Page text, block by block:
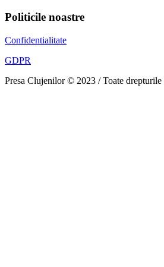
Politicile noastre
Confidentialitate
GDPR
Presa Clujenilor © 2023 / Toate drepturile